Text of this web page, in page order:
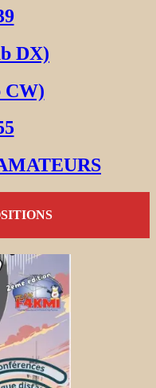
DX)
CW)